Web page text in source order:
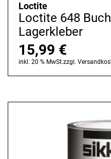
Loctite
Loctite 648
Lagerkleber
15,99 €
inkl. 20 % MwSt.zzgl.